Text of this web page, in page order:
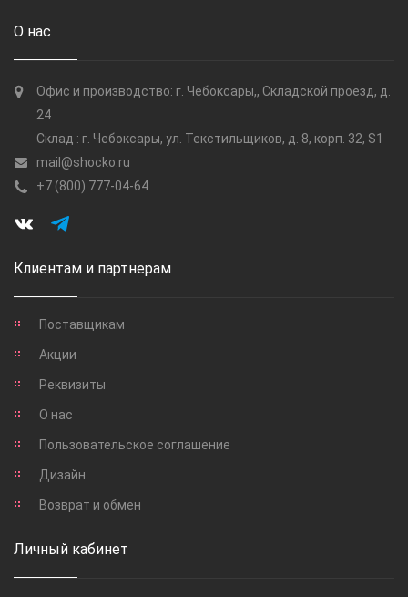
О нас
Офис и производство: г. Чебоксары,, Складской проезд, д.
24
Склад : г. Чебоксары, ул. Текстильщиков, д. 8, корп. 32, S1
mail@shocko.ru
+7 (800) 777-04-64
Клиентам и партнерам
Поставщикам
Акции
Реквизиты
О нас
Пользовательское соглашение
Дизайн
Возврат и обмен
Личный кабинет